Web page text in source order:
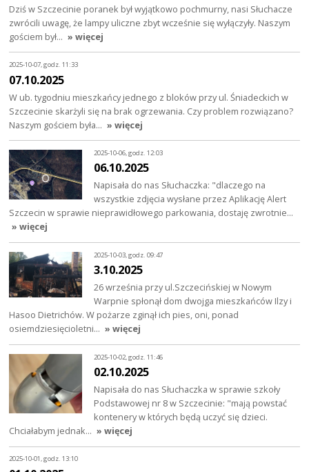
Dziś w Szczecinie poranek był wyjątkowo pochmurny, nasi Słuchacze
zwrócili uwagę, że lampy uliczne zbyt wcześnie się wyłączyły. Naszym
gościem był… » więcej
2025-10-07, godz. 11:33
07.10.2025
W ub. tygodniu mieszkańcy jednego z bloków przy ul. Śniadeckich w
Szczecinie skarżyli się na brak ogrzewania. Czy problem rozwiązano?
Naszym gościem była… » więcej
2025-10-06, godz. 12:03
06.10.2025
Napisała do nas Słuchaczka: "dlaczego na
wszystkie zdjęcia wysłane przez Aplikację Alert
Szczecin w sprawie nieprawidłowego parkowania, dostaję zwrotnie…
» więcej
2025-10-03, godz. 09:47
3.10.2025
26 września przy ul.Szczecińskiej w Nowym
Warpnie spłonął dom dwojga mieszkańców Ilzy i
Hasoo Dietrichów. W pożarze zginął ich pies, oni, ponad
osiemdziesięcioletni… » więcej
2025-10-02, godz. 11:46
02.10.2025
Napisała do nas Słuchaczka w sprawie szkoły
Podstawowej nr 8 w Szczecinie: "mają powstać
kontenery w których będą uczyć się dzieci.
Chciałabym jednak… » więcej
2025-10-01, godz. 13:10